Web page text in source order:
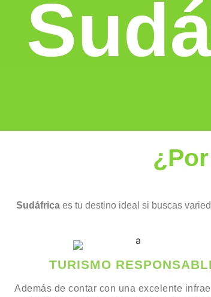
Sudáfricaes tu destino ideal si buscas
TURISMO
Además de contar con una excelente